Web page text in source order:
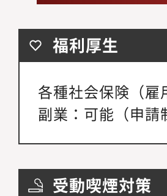
福利厚生
各種社会保険（
副業：可能（申請
受動喫煙対策